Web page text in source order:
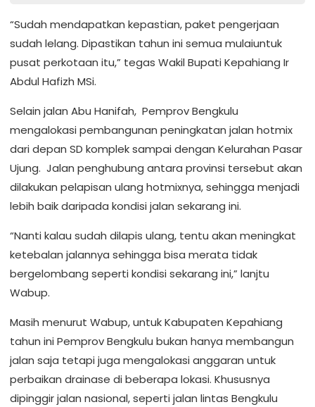
“Sudah mendapatkan kepastian, paket pengerjaan
sudah lelang. Dipastikan tahun ini semua mulaiuntuk
pusat perkotaan itu,” tegas Wakil Bupati Kepahiang Ir
Abdul Hafizh MSi.
Selain jalan Abu Hanifah, Pemprov Bengkulu
mengalokasi pembangunan peningkatan jalan hotmix
dari depan SD komplek sampai dengan Kelurahan Pasar
Ujung. Jalan penghubung antara provinsi tersebut akan
dilakukan pelapisan ulang hotmixnya, sehingga menjadi
lebih baik daripada kondisi jalan sekarang ini.
“Nanti kalau sudah dilapis ulang, tentu akan meningkat
ketebalan jalannya sehingga bisa merata tidak
bergelombang seperti kondisi sekarang ini,” lanjtu
Wabup.
Masih menurut Wabup, untuk Kabupaten Kepahiang
tahun ini Pemprov Bengkulu bukan hanya membangun
jalan saja tetapi juga mengalokasi anggaran untuk
perbaikan drainase di beberapa lokasi. Khususnya
dipinggir jalan nasional, seperti jalan lintas Bengkulu